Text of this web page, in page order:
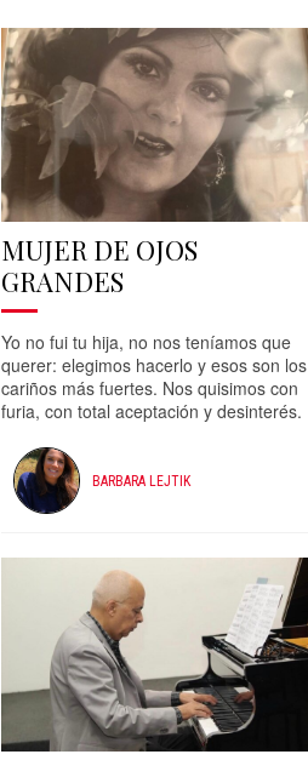
MUJER DE OJOS
GRANDES
Yo no fui tu hija, no nos teníamos que
querer: elegimos hacerlo y esos son los
cariños más fuertes. Nos quisimos con
furia, con total aceptación y desinterés.
BARBARA LEJTIK